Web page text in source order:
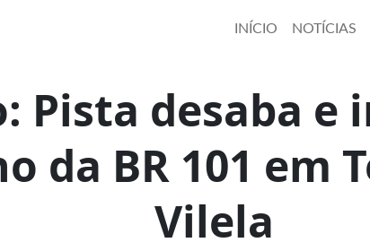
INÍCIO NOTÍCIAS
Pista desaba e
da BR 101 em
Vilela